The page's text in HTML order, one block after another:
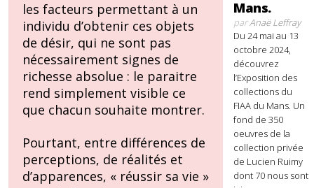
les facteurs permettant à un
individu d’obtenir ces objets
de désir, qui ne sont pas
nécessairement signes de
richesse absolue : le paraitre
rend simplement visible ce
que chacun souhaite montrer.
Pourtant, entre différences de
perceptions, de réalités et
d’apparences, « réussir sa vie »
Mans.
parAnaë Leffray
Du 24 mai au 13
octobre 2024,
découvrez
l’Exposition des
collections du
FIAA du Mans. Un
fond de 350
oeuvres de la
collection privée
de Lucien Ruimy
dont 70 nous sont